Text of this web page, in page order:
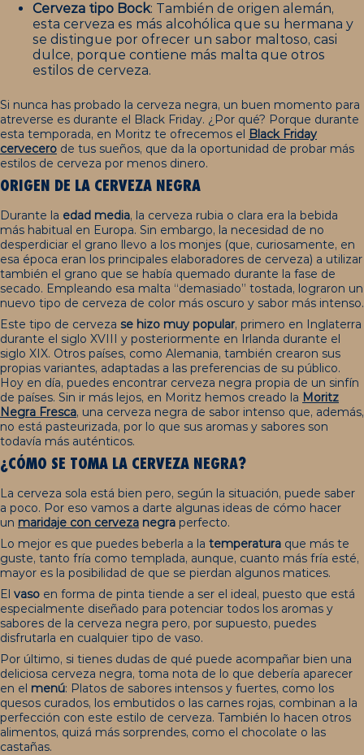
Cerveza tipo Bock: También de origen alemán,
esta cerveza es más alcohólica que su hermana y
se distingue por ofrecer un sabor maltoso, casi
dulce, porque contiene más malta que otros
estilos de cerveza.
Si nunca has probado la cerveza negra, un buen momento para
atreverse es durante el Black Friday. ¿Por qué? Porque durante
esta temporada, en Moritz te ofrecemos el Black Friday
cervecero de tus sueños, que da la oportunidad de probar más
estilos de cerveza por menos dinero.
ORIGEN DE LA CERVEZA NEGRA
Durante la edad media, la cerveza rubia o clara era la bebida
más habitual en Europa. Sin embargo, la necesidad de no
desperdiciar el grano llevo a los monjes (que, curiosamente, en
esa época eran los principales elaboradores de cerveza) a utilizar
también el grano que se había quemado durante la fase de
secado. Empleando esa malta “demasiado” tostada, lograron un
nuevo tipo de cerveza de color más oscuro y sabor más intenso.
Este tipo de cerveza se hizo muy popular, primero en Inglaterra
durante el siglo XVIII y posteriormente en Irlanda durante el
siglo XIX. Otros países, como Alemania, también crearon sus
propias variantes, adaptadas a las preferencias de su público.
Hoy en día, puedes encontrar cerveza negra propia de un sinfín
de países. Sin ir más lejos, en Moritz hemos creado la Moritz
Negra Fresca, una cerveza negra de sabor intenso que, además,
no está pasteurizada, por lo que sus aromas y sabores son
todavía más auténticos.
¿CÓMO SE TOMA LA CERVEZA NEGRA?
La cerveza sola está bien pero, según la situación, puede saber
a poco. Por eso vamos a darte algunas ideas de cómo hacer
un maridaje con cerveza negra perfecto.
Lo mejor es que puedes beberla a la temperatura que más te
guste, tanto fría como templada, aunque, cuanto más fría esté,
mayor es la posibilidad de que se pierdan algunos matices.
El vaso en forma de pinta tiende a ser el ideal, puesto que está
especialmente diseñado para potenciar todos los aromas y
sabores de la cerveza negra pero, por supuesto, puedes
disfrutarla en cualquier tipo de vaso.
Por último, si tienes dudas de qué puede acompañar bien una
deliciosa cerveza negra, toma nota de lo que debería aparecer
en el menú: Platos de sabores intensos y fuertes, como los
quesos curados, los embutidos o las carnes rojas, combinan a la
perfección con este estilo de cerveza. También lo hacen otros
alimentos, quizá más sorprendes, como el chocolate o las
castañas.